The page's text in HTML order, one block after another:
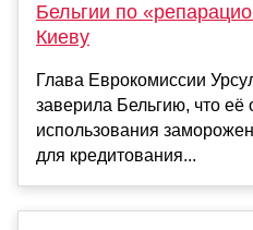
Бельгии по
Киеву
Глава Еврокомиссии
заверила Бельгию, что её
использования
для кредитования...